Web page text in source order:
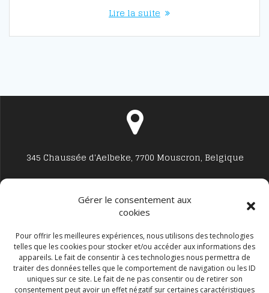
Gérer le consentement aux
cookies
Pour offrir les meilleures expériences, nous utilisons des technologies
telles que les cookies pour stocker et/ou accéder aux informations des
appareils. Le fait de consentir à ces technologies nous permettra de
traiter des données telles que le comportement de navigation ou les ID
uniques sur ce site. Le fait de ne pas consentir ou de retirer son
consentement peut avoir un effet négatif sur certaines caractéristiques
Lire la suite
345 Chaussée d'Aelbeke, 7700 Mouscron, Belgique
Studio7700@live.be